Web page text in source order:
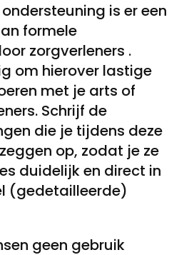
is er een
formele
zorgverleners .
om hierover lastige
met je arts of
Schrijf de
die je tijdens deze
op, zodat je ze
duidelijk en direct in
(gedetailleerde)
geen gebruik